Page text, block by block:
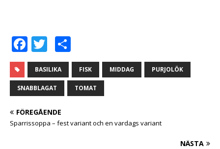
F
a
c
e
b
o
T
w
it
te
r
el
a
BASILIKA FISK MIDDAG PURJOLÖK
SNABBLAGAT TOMAT
FÖREGÅENDE
Sparrissoppa – fest variant och en vardags variant
NÄSTA